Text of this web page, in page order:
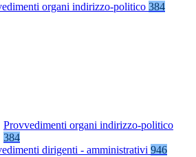
organi indirizzo-politico 384
Provvedimenti organi indirizzo-politico
384
dirigenti - amministrativi 946